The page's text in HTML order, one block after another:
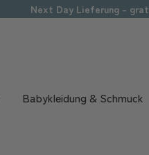
Next Day Lieferung -
Babykleidung & Schmuck